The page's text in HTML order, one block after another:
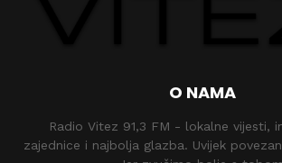
O NAMA
Radio Vitez 91,3 FM - lokalne vijesti,
zajednice i najbolja glazba. Uvijek